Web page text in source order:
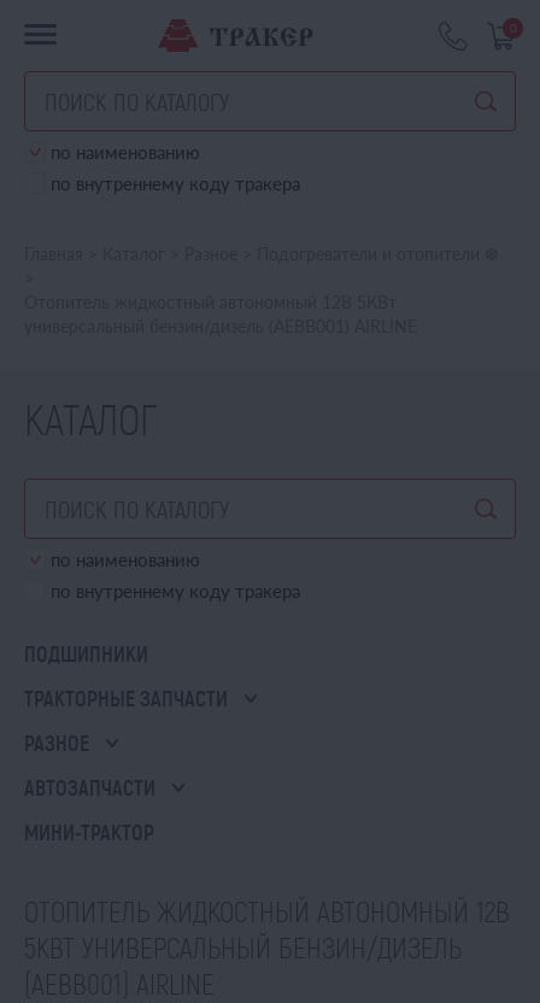
0
по наименованию
по внутреннему коду тракера
КАТАЛОГ
по наименованию
по внутреннему коду тракера
ПОДШИПНИКИ
ТРАКТОРНЫЕ ЗАПЧАСТИ
РАЗНОЕ
АВТОЗАПЧАСТИ
МИНИ-ТРАКТОР
ОТОПИТЕЛЬ ЖИДКОСТНЫЙ АВТОНОМНЫЙ 12В
5КВТ УНИВЕРСАЛЬНЫЙ БЕНЗИН/ДИЗЕЛЬ
(AEBB001) AIRLINE